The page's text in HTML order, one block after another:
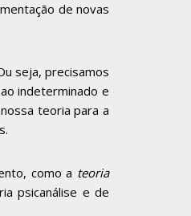
de novas
seja, precisamos
indeterminado e
teoria para a
como a teoria
psicanálise e de